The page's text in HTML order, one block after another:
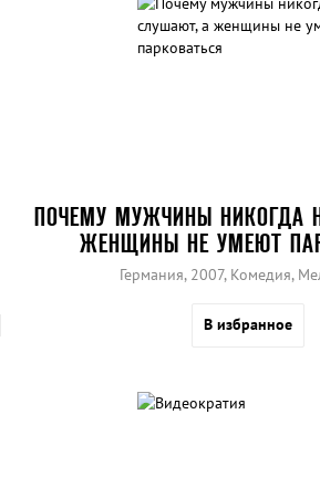
ПОЧЕМУ МУЖЧИНЫ НИКОГДА
ЖЕНЩИНЫ НЕ УМЕЮТ
Германия, 2007, Комедия,
В избранное